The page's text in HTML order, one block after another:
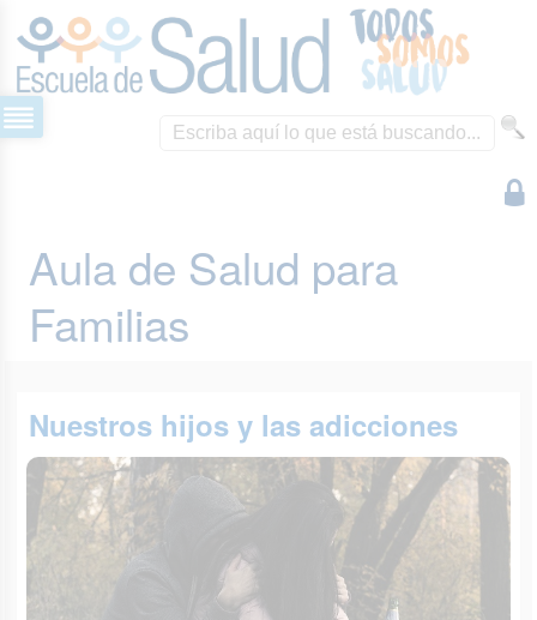
Aula de Salud para
Familias
Nuestros hijos y las adicciones